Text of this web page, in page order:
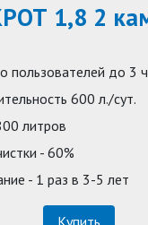
1,8 2
пользователей до 3
600 л./сут.
литров
- 60%
- 1 раз в 3-5 лет